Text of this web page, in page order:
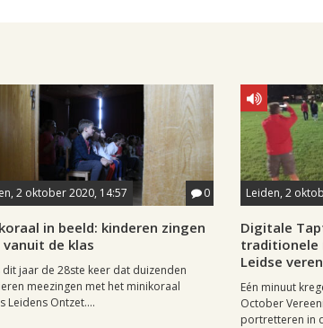
2 oktober 2020, 14:57 0
in beeld: kinderen zingen
vanuit de klas
dit jaar de 28ste keer dat duizenden
meezingen met het minikoraal
Leidens Ontzet....
Leiden, 2
Digitale
traditionele
Leidse
Eén minuut
October
portretteren in